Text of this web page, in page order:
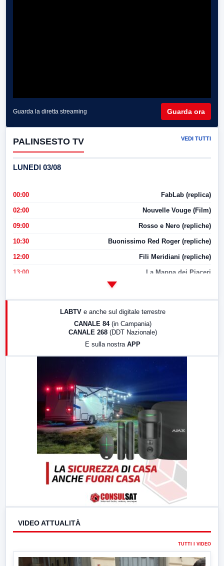
Guarda la diretta streaming Guarda ora
PALINSESTO TV VEDI TUTTI
LUNEDI 03/08
00:00 FabLab (replica)
02:00 Nouvelle Vouge (Film)
09:00 Rosso e Nero (repliche)
10:30 Buonissimo Red Roger (repliche)
12:00 Fili Meridiani (repliche)
13:00 La Mappa dei Piaceri
17:00 LabNews (replica)
LABTV e anche sul digitale terrestre
CANALE 84 (in Campania)
CANALE 268 (DDT Nazionale)
E sulla nostra APP
VIDEO ATTUALITÀ
TUTTI I VIDEO